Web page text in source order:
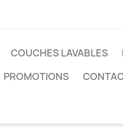
COUCHES LAVABLES
PROMOTIONS